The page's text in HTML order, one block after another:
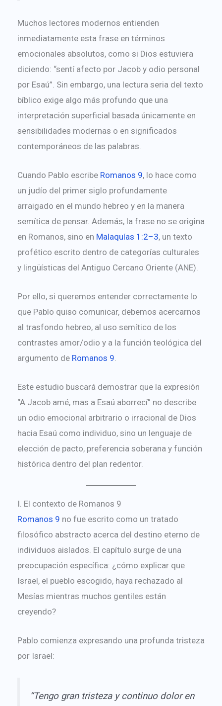
Muchos lectores modernos entienden
inmediatamente esta frase en términos
emocionales absolutos, como si Dios estuviera
diciendo: “sentí afecto por Jacob y odio personal
por Esaú”. Sin embargo, una lectura seria del texto
bíblico exige algo más profundo que una
interpretación superficial basada únicamente en
sensibilidades modernas o en significados
contemporáneos de las palabras.
Cuando Pablo escribe Romanos 9, lo hace como
un judío del primer siglo profundamente
arraigado en el mundo hebreo y en la manera
semítica de pensar. Además, la frase no se origina
en Romanos, sino en Malaquías 1:2–3, un texto
profético escrito dentro de categorías culturales
y lingüísticas del Antiguo Cercano Oriente (ANE).
Por ello, si queremos entender correctamente lo
que Pablo quiso comunicar, debemos acercarnos
al trasfondo hebreo, al uso semítico de los
contrastes amor/odio y a la función teológica del
argumento de Romanos 9
Este estudio buscará demostrar que la expresión
“A Jacob amé, mas a Esaú aborrecí” no describe
un odio emocional arbitrario o irracional de Dios
hacia Esaú como individuo, sino un lenguaje de
elección de pacto, preferencia soberana y función
histórica dentro del plan redentor.
I. El contexto de Romanos 9
Romanos 9 no fue escrito como un tratado
filosófico abstracto acerca del destino eterno de
individuos aislados. El capítulo surge de una
preocupación específica: ¿cómo explicar que
Israel, el pueblo escogido, haya rechazado al
Mesías mientras muchos gentiles están
creyendo?
Pablo comienza expresando una profunda tristeza
por Israel:
“Tengo gran tristeza y continuo dolor en